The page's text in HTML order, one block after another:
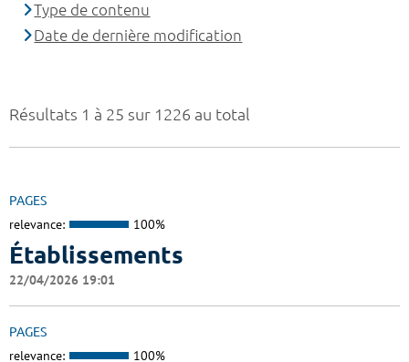
Résultats 1 à 25 sur 1226 au total
PAGES
relevance: 100%
Établissements
22/04/2026 19:01
PAGES
relevance: 100%
Type de contenu
Date de dernière modification